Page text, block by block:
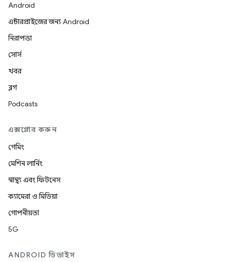
Android
এন্টারপ্রাইজের জন্য Android
নিরাপত্তা
সোর্স
খবর
ব্লগ
Podcasts
এক্সপ্লোর করুন
গেমিং
মেশিন লার্নিং
স্বাস্থ্য এবং ফিটনেস
ক্যামেরা ও মিডিয়া
গোপনীয়তা
5G
ANDROID ডিভাইস